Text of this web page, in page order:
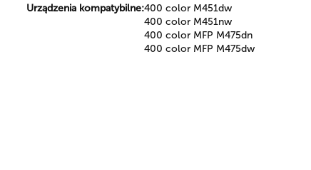
Urządzenia kompatybilne:400 color M451dw
400 color M451nw
400 color MFP M475dn
400 color MFP M475dw